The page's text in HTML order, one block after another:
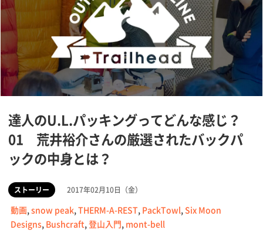
達人のU.L.パッキングってどんな感じ？
01 荒井裕介さんの厳選されたバックパ
ックの中身とは？
ストーリー 2017年02月10日（金）
動画,snow peak,THERM-A-REST, PackTowl,Six Moon
Designs, Bushcraft,登山入門, mont-bell